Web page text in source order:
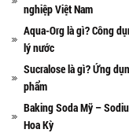
nghiệp Việt Nam
Aqua-Org là gì? Công
lý nước
Sucralose là gì? Ứng
phẩm
Baking Soda Mỹ –
Hoa Kỳ